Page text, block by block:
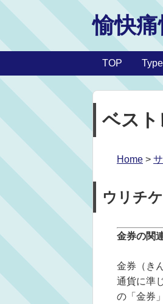
愉快
TOP
ベスト
Home >
ウリチケ
金券の関
金券（き
通貨に準
の「金券